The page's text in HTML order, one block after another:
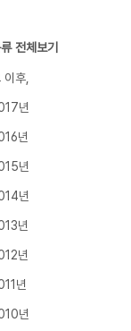
전체보기
이후,
년
년
년
년
년
년
년
년